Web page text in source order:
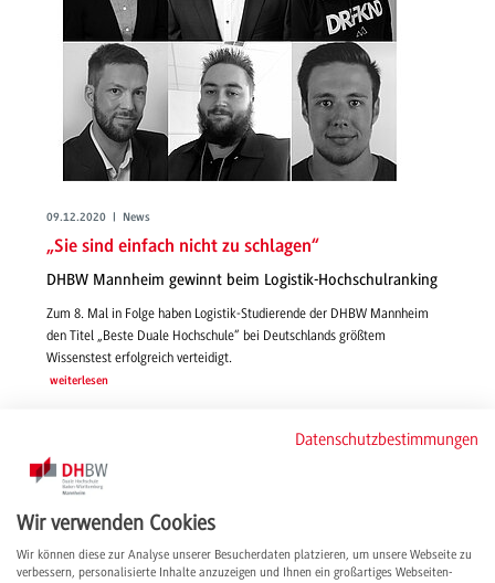
09.12.2020 | News
„Sie sind einfach nicht zu schlagen“
DHBW Mannheim gewinnt beim Logistik-Hochschulranking
Zum 8. Mal in Folge haben Logistik-Studierende der DHBW Mannheim
den Titel „Beste Duale Hochschule“ bei Deutschlands größtem
Wissenstest erfolgreich verteidigt.
weiterlesen
Datenschutzbestimmungen
Wir verwenden Cookies
Wir können diese zur Analyse unserer Besucherdaten platzieren, um unsere Webseite zu
verbessern, personalisierte Inhalte anzuzeigen und Ihnen ein großartiges Webseiten-